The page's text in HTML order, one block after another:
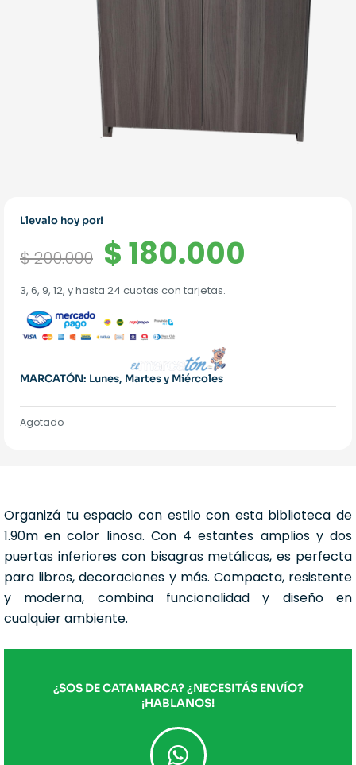
Llevalo hoy por!
$200.000 El
precio
original
era:
$ 200.000.
$180.000
precio
3, 6, 9, 12, y hasta 24 cuotas con tarjetas.
MARCATÓN: Lunes, Martes y Miércoles
Agotado
Organizá tu espacio con estilo con esta biblioteca de
1.90m en color linosa. Con 4 estantes amplios y dos
puertas inferiores con bisagras metálicas, es perfecta
para libros, decoraciones y más. Compacta, resistente
y moderna, combina funcionalidad y diseño en
cualquier ambiente.
¿SOS DE CATAMARCA? ¿NECESITÁS ENVÍO?
¡HABLANOS!